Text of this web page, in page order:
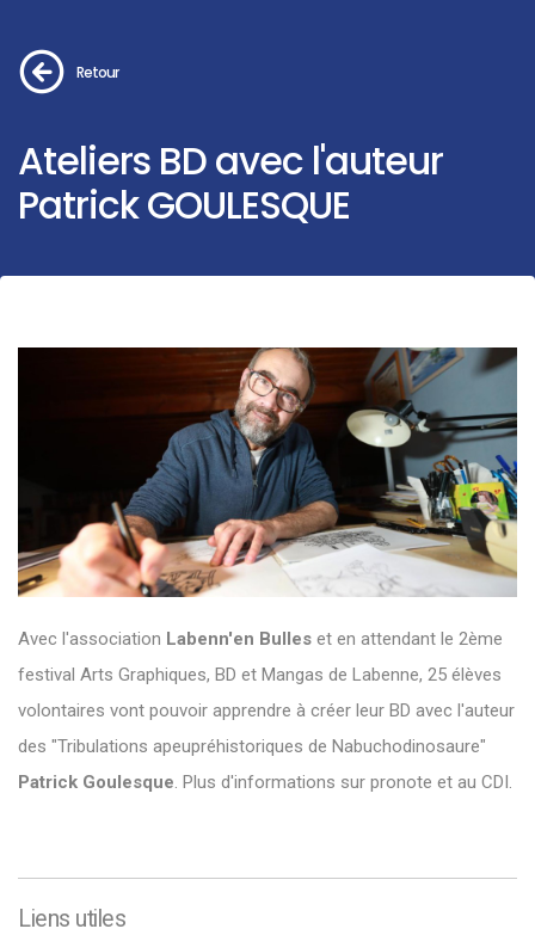
Retour
Ateliers BD avec l'auteur
Patrick GOULESQUE
Avec l'association Labenn'en Bulles et en attendant le 2ème
festival Arts Graphiques, BD et Mangas de Labenne, 25 élèves
volontaires vont pouvoir apprendre à créer leur BD avec l'auteur
des "Tribulations apeupréhistoriques de Nabuchodinosaure"
Patrick Goulesque. Plus d'informations sur pronote et au CDI.
Liens utiles